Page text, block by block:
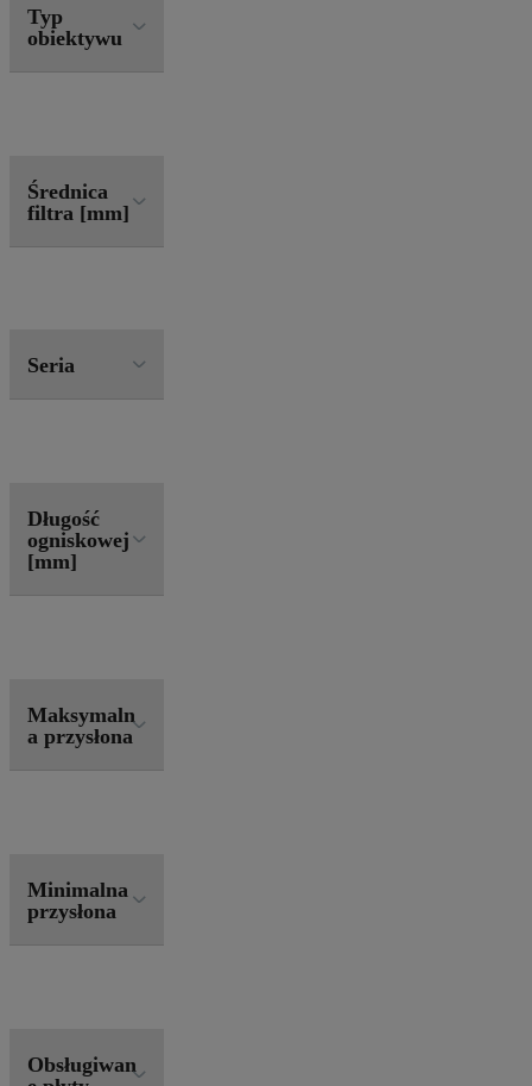
Typ
obiektywu
Średnica
filtra [mm]
Seria
Długość
ogniskowej
[mm]
Maksymaln
a przysłona
Minimalna
przysłona
Obsługiwan